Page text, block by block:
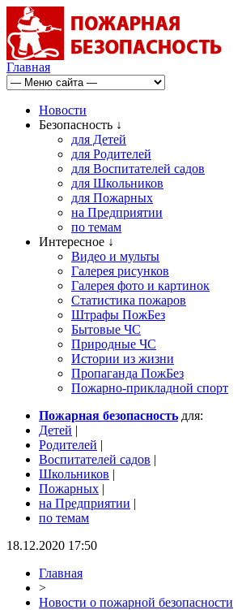
Главная
Новости
Безопасность ↓
для Детей
для Родителей
для Воспитателей садов
для Школьников
для Пожарных
на Предприятии
по темам
Интересное ↓
Видео и мульты
Галерея рисунков
Галерея фото и картинок
Статистика пожаров
Штрафы ПожБез
Бытовые ЧС
Природные ЧС
Истории из жизни
Пропаганда ПожБез
Пожарно-прикладной спорт
Пожарная безопасность для:
Детей |
Родителей |
Воспитателей садов |
Школьников |
Пожарных |
на Предприятии |
по темам
18.12.2020 17:50
Главная
>
Новости о пожарной безопасности